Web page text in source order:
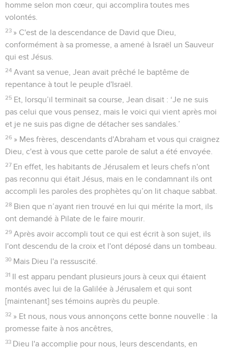
homme selon mon cœur, qui accomplira toutes mes
volontés.
23 » C'est de la descendance de David que Dieu,
conformément à sa promesse, a amené à Israël un Sauveur
qui est Jésus.
24 Avant sa venue, Jean avait prêché le baptême de
repentance à tout le peuple d'Israël.
25 Et, lorsqu’il terminait sa course, Jean disait : ‘Je ne suis
pas celui que vous pensez, mais le voici qui vient après moi
et je ne suis pas digne de détacher ses sandales.’
26 » Mes frères, descendants d'Abraham et vous qui craignez
Dieu, c'est à vous que cette parole de salut a été envoyée.
27 En effet, les habitants de Jérusalem et leurs chefs n'ont
pas reconnu qui était Jésus, mais en le condamnant ils ont
accompli les paroles des prophètes qu’on lit chaque sabbat.
28 Bien que n’ayant rien trouvé en lui qui mérite la mort, ils
ont demandé à Pilate de le faire mourir.
29 Après avoir accompli tout ce qui est écrit à son sujet, ils
l'ont descendu de la croix et l'ont déposé dans un tombeau.
30 Mais Dieu l'a ressuscité.
31 Il est apparu pendant plusieurs jours à ceux qui étaient
montés avec lui de la Galilée à Jérusalem et qui sont
[maintenant] ses témoins auprès du peuple.
32 » Et nous, nous vous annonçons cette bonne nouvelle : la
promesse faite à nos ancêtres,
33 Dieu l'a accomplie pour nous, leurs descendants, en